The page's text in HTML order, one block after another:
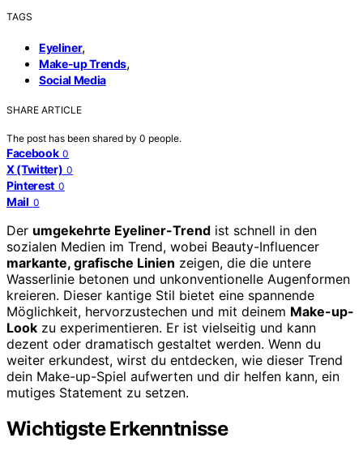
TAGS
Eyeliner,
Make-up Trends,
Social Media
SHARE ARTICLE
The post has been shared by 0 people.
Facebook 0
X (Twitter) 0
Pinterest 0
Mail 0
Der umgekehrte Eyeliner-Trend ist schnell in den
sozialen Medien im Trend, wobei Beauty-Influencer
markante, grafische Linien zeigen, die die untere
Wasserlinie betonen und unkonventionelle Augenformen
kreieren. Dieser kantige Stil bietet eine spannende
Möglichkeit, hervorzustechen und mit deinem Make-up-
Look zu experimentieren. Er ist vielseitig und kann
dezent oder dramatisch gestaltet werden. Wenn du
weiter erkundest, wirst du entdecken, wie dieser Trend
dein Make-up-Spiel aufwerten und dir helfen kann, ein
mutiges Statement zu setzen.
Wichtigste Erkenntnisse